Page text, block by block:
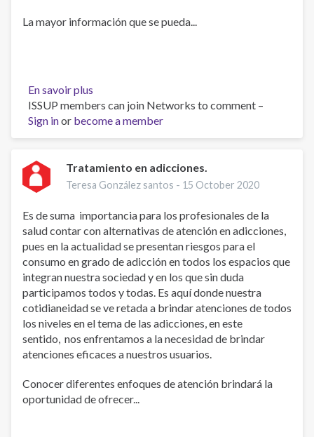
La mayor información que se pueda...
En savoir plus
Adicciones
y
salud
ISSUP members can join Networks to comment –
Sign inor become a member
Tratamiento en adicciones.
Teresa González santos - 15 October 2020
Es de suma importancia para los profesionales de la
salud contar con alternativas de atención en adicciones,
pues en la actualidad se presentan riesgos para el
consumo en grado de adicción en todos los espacios que
integran nuestra sociedad y en los que sin duda
participamos todos y todas. Es aquí donde nuestra
cotidianeidad se ve retada a brindar atenciones de todos
los niveles en el tema de las adicciones, en este
sentido, nos enfrentamos a la necesidad de brindar
atenciones eficaces a nuestros usuarios.
Conocer diferentes enfoques de atención brindará la
oportunidad de ofrecer...